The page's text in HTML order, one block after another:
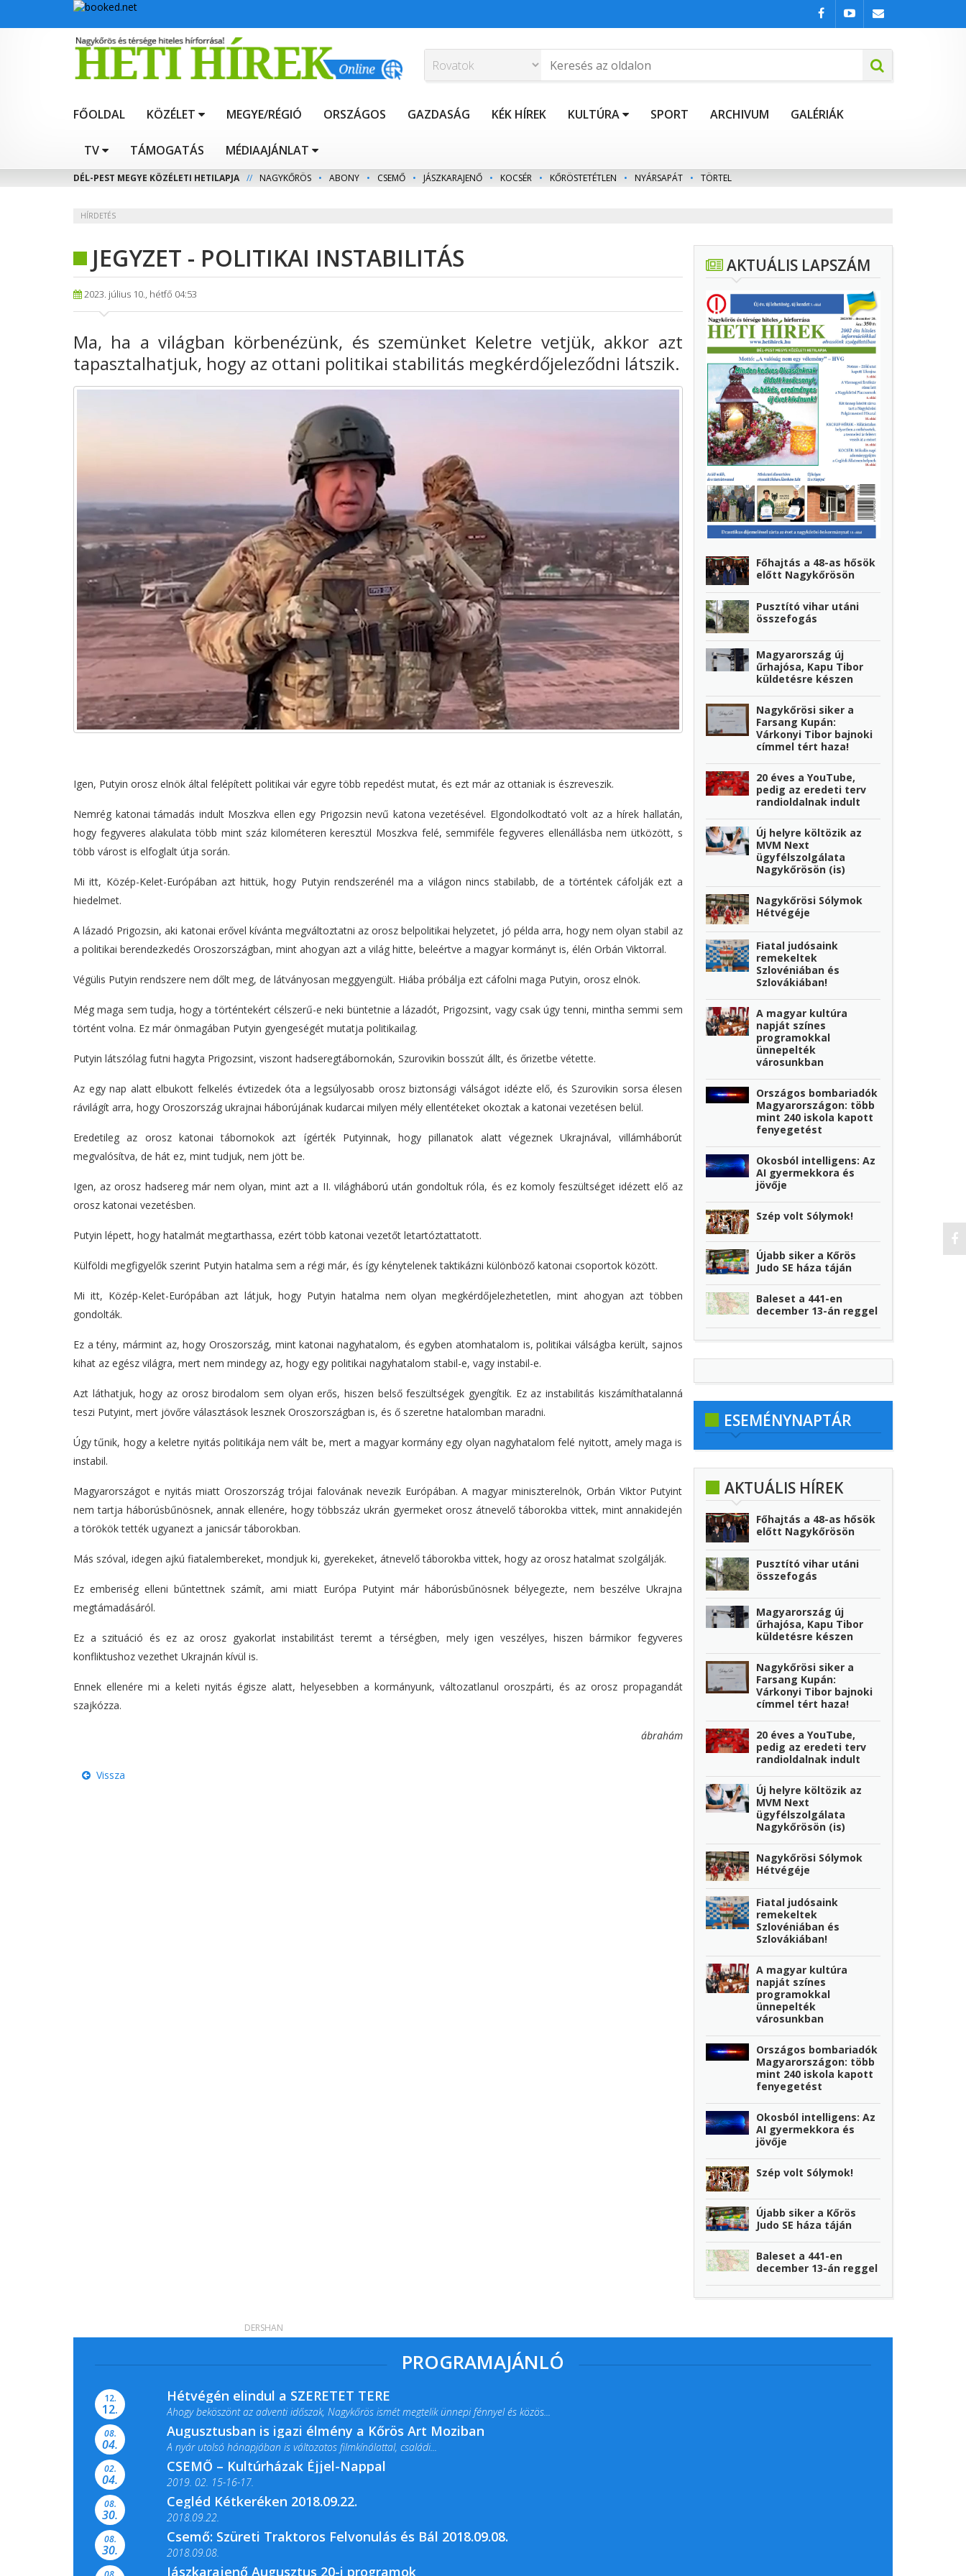
FŐOLDAL KÖZÉLET MEGYE/RÉGIÓ ORSZÁGOS GAZDASÁG KÉK HÍREK KULTÚRA SPORT ARCHIVUM GALÉRIÁK
TV TÁMOGATÁS MÉDIAAJÁNLAT
DÉL-PEST MEGYE KÖZÉLETI HETILAPJA // NAGYKŐRÖS • ABONY • CSEMŐ • JÁSZKARAJENŐ • KOCSÉR • KŐRÖSTETÉTLEN • NYÁRSAPÁT • TÖRTEL
HÍRDETÉS
JEGYZET - POLITIKAI INSTABILITÁS
2023. július 10., hétfő 04:53
Ma, ha a világban körbenézünk, és szemünket Keletre vetjük, akkor azt
tapasztalhatjuk, hogy az ottani politikai stabilitás megkérdőjeleződni látszik.
Igen, Putyin orosz elnök által felépített politikai vár egyre több repedést mutat, és ezt már az ottaniak is észreveszik.
Nemrég katonai támadás indult Moszkva ellen egy Prigozsin nevű katona vezetésével. Elgondolkodtató volt az a hírek hallatán,
hogy fegyveres alakulata több mint száz kilométeren keresztül Moszkva felé, semmiféle fegyveres ellenállásba nem ütközött, s
több várost is elfoglalt útja során.
Mi itt, Közép-Kelet-Európában azt hittük, hogy Putyin rendszerénél ma a világon nincs stabilabb, de a történtek cáfolják ezt a
hiedelmet.
A lázadó Prigozsin, aki katonai erővel kívánta megváltoztatni az orosz belpolitikai helyzetet, jó példa arra, hogy nem olyan stabil az
a politikai berendezkedés Oroszországban, mint ahogyan azt a világ hitte, beleértve a magyar kormányt is, élén Orbán Viktorral.
Végülis Putyin rendszere nem dőlt meg, de látványosan meggyengült. Hiába próbálja ezt cáfolni maga Putyin, orosz elnök.
Még maga sem tudja, hogy a történtekért célszerű-e neki büntetnie a lázadót, Prigozsint, vagy csak úgy tenni, mintha semmi sem
történt volna. Ez már önmagában Putyin gyengeségét mutatja politikailag.
Putyin látszólag futni hagyta Prigozsint, viszont hadseregtábornokán, Szurovikin bosszút állt, és őrizetbe vétette.
Az egy nap alatt elbukott felkelés évtizedek óta a legsúlyosabb orosz biztonsági válságot idézte elő, és Szurovikin sorsa élesen
rávilágít arra, hogy Oroszország ukrajnai háborújának kudarcai milyen mély ellentéteket okoztak a katonai vezetésen belül.
Eredetileg az orosz katonai tábornokok azt ígérték Putyinnak, hogy pillanatok alatt végeznek Ukrajnával, villámháborút
megvalósítva, de hát ez, mint tudjuk, nem jött be.
Igen, az orosz hadsereg már nem olyan, mint azt a II. világháború után gondoltuk róla, és ez komoly feszültséget idézett elő az
orosz katonai vezetésben.
Putyin lépett, hogy hatalmát megtarthassa, ezért több katonai vezetőt letartóztattatott.
Külföldi megfigyelők szerint Putyin hatalma sem a régi már, és így kénytelenek taktikázni különböző katonai csoportok között.
Mi itt, Közép-Kelet-Európában azt látjuk, hogy Putyin hatalma nem olyan megkérdőjelezhetetlen, mint ahogyan azt többen
gondolták.
Ez a tény, mármint az, hogy Oroszország, mint katonai nagyhatalom, és egyben atomhatalom is, politikai válságba került, sajnos
kihat az egész világra, mert nem mindegy az, hogy egy politikai nagyhatalom stabil-e, vagy instabil-e.
Azt láthatjuk, hogy az orosz birodalom sem olyan erős, hiszen belső feszültségek gyengítik. Ez az instabilitás kiszámíthatalanná
teszi Putyint, mert jövőre választások lesznek Oroszországban is, és ő szeretne hatalomban maradni.
Úgy tűnik, hogy a keletre nyitás politikája nem vált be, mert a magyar kormány egy olyan nagyhatalom felé nyitott, amely maga is
instabil.
Magyarországot e nyitás miatt Oroszország trójai falovának nevezik Európában. A magyar miniszterelnök, Orbán Viktor Putyint
nem tartja háborúsbűnösnek, annak ellenére, hogy többszáz ukrán gyermeket orosz átnevelő táborokba vittek, mint annakidején
a törökök tették ugyanezt a janicsár táborokban.
Más szóval, idegen ajkú fiatalembereket, mondjuk ki, gyerekeket, átnevelő táborokba vittek, hogy az orosz hatalmat szolgálják.
Ez emberiség elleni bűntettnek számít, ami miatt Európa Putyint már háborúsbűnösnek bélyegezte, nem beszélve Ukrajna
megtámadásáról.
Ez a szituáció és ez az orosz gyakorlat instabilitást teremt a térségben, mely igen veszélyes, hiszen bármikor fegyveres
konfliktushoz vezethet Ukrajnán kívül is.
Ennek ellenére mi a keleti nyitás égisze alatt, helyesebben a kormányunk, változatlanul oroszpárti, és az orosz propagandát
szajkózza.
ábrahám
Vissza
AKTUÁLIS LAPSZÁM
Főhajtás a 48-as hősök
előtt Nagykőrösön
Pusztító vihar utáni
összefogás
Magyarország új
űrhajósa, Kapu Tibor
küldetésre készen
Nagykőrösi siker a
Farsang Kupán:
Várkonyi Tibor bajnoki
címmel tért haza!
20 éves a YouTube,
pedig az eredeti terv
randioldalnak indult
Új helyre költözik az
MVM Next
ügyfélszolgálata
Nagykőrösön (is)
Nagykőrösi Sólymok
Hétvégéje
Fiatal judósaink
remekeltek
Szlovéniában és
Szlovákiában!
A magyar kultúra
napját színes
programokkal
ünnepelték
városunkban
Országos bombariadók
Magyarországon: több
mint 240 iskola kapott
fenyegetést
Okosból intelligens: Az
AI gyermekkora és
jövője
Szép volt Sólymok!
Újabb siker a Kőrös
Judo SE háza táján
Baleset a 441-en
december 13-án reggel
ESEMÉNYNAPTÁR
AKTUÁLIS HÍREK
Főhajtás a 48-as hősök
előtt Nagykőrösön
Pusztító vihar utáni
összefogás
Magyarország új
űrhajósa, Kapu Tibor
küldetésre készen
Nagykőrösi siker a
Farsang Kupán:
Várkonyi Tibor bajnoki
címmel tért haza!
20 éves a YouTube,
pedig az eredeti terv
randioldalnak indult
Új helyre költözik az
MVM Next
ügyfélszolgálata
Nagykőrösön (is)
Nagykőrösi Sólymok
Hétvégéje
Fiatal judósaink
remekeltek
Szlovéniában és
Szlovákiában!
A magyar kultúra
napját színes
programokkal
ünnepelték
városunkban
Országos bombariadók
Magyarországon: több
mint 240 iskola kapott
fenyegetést
Okosból intelligens: Az
AI gyermekkora és
jövője
Szép volt Sólymok!
Újabb siker a Kőrös
Judo SE háza táján
Baleset a 441-en
december 13-án reggel
PROGRAMAJÁNLÓ
12.
12.
Hétvégén elindul a SZERETET TERE
Ahogy beköszönt az adventi időszak, Nagykőrös ismét megtelik ünnepi fénnyel és közös...
08.
04.
Augusztusban is igazi élmény a Kőrös Art Moziban
A nyár utolsó hónapjában is változatos filmkínálattal, családi...
02.
04.
CSEMŐ – Kultúrházak Éjjel-Nappal
2019. 02. 15-16-17.
Színes és tartalmas programokkal várja a Csemői Községi Könyvtár és...
08.
30.
Cegléd Kétkeréken 2018.09.22.
2018.09.22.
08.
30.
Csemő: Szüreti Traktoros Felvonulás és Bál 2018.09.08.
2018.09.08.
Jászkarajenő Augusztus 20-i programok
DERSHAN